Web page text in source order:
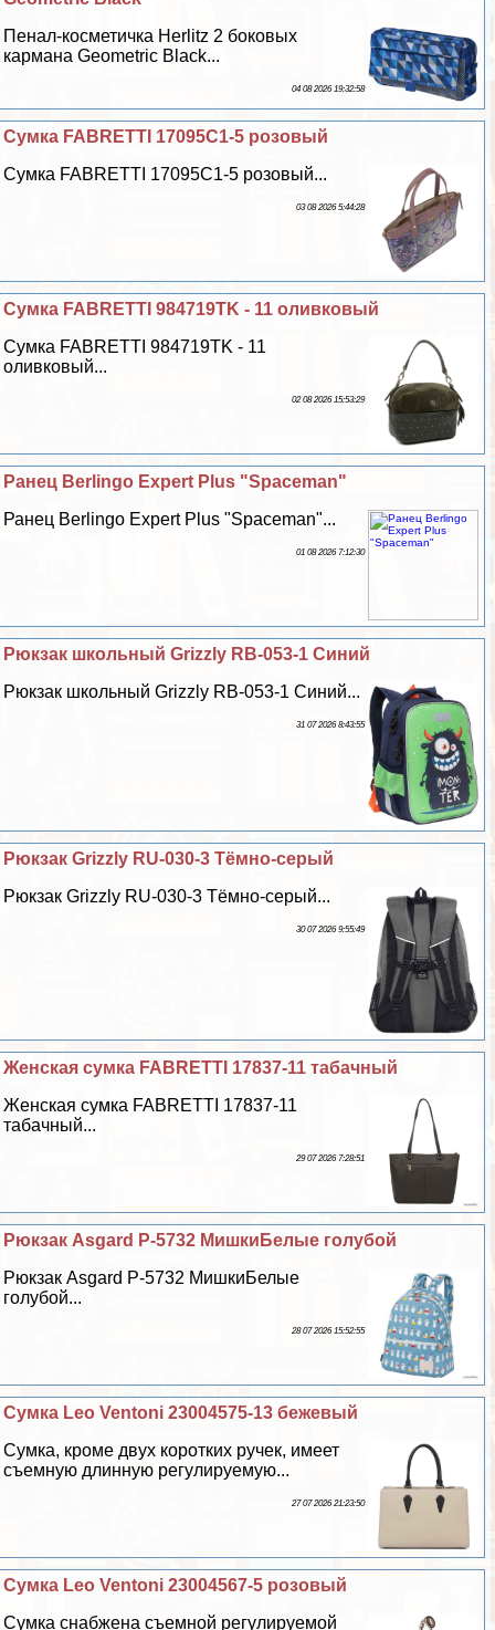
Пенал-косметичка Herlitz 2 боковых
кармана Geometric Black...
04 08 2026 19:32:58
Сумка FABRETTI 17095C1-5 розовый
Сумка FABRETTI 17095C1-5 розовый...
03 08 2026 5:44:28
Сумка FABRETTI 984719TK - 11 оливковый
Сумка FABRETTI 984719TK - 11
оливковый...
02 08 2026 15:53:29
Ранец Berlingo Expert Plus "Spaceman"
Ранец Berlingo Expert Plus "Spaceman"...
01 08 2026 7:12:30
Рюкзак школьный Grizzly RB-053-1 Синий
Рюкзак школьный Grizzly RB-053-1 Синий...
31 07 2026 8:43:55
Рюкзак Grizzly RU-030-3 Тёмно-серый
Рюкзак Grizzly RU-030-3 Тёмно-серый...
30 07 2026 9:55:49
Женская сумка FABRETTI 17837-11 табачный
Женская сумка FABRETTI 17837-11
табачный...
29 07 2026 7:28:51
Рюкзак Asgard Р-5732 МишкиБелые гoлyбой
Рюкзак Asgard Р-5732 МишкиБелые
гoлyбой...
28 07 2026 15:52:55
Сумка Leo Ventoni 23004575-13 бежевый
Сумка, кроме двух коротких ручек, имеет
съемную длинную регулируемую...
27 07 2026 21:23:50
Сумка Leo Ventoni 23004567-5 розовый
Сумка снабжена съемной регулируемой